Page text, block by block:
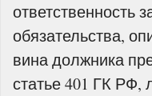
ответственность
обязательства,
вина должника
статье 401 ГК РФ,